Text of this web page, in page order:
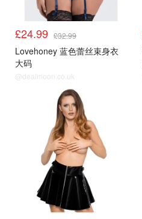
£24.99 £32.99
Lovehoney 蓝色蕾丝束身衣
大码
@dealmoon.co.uk